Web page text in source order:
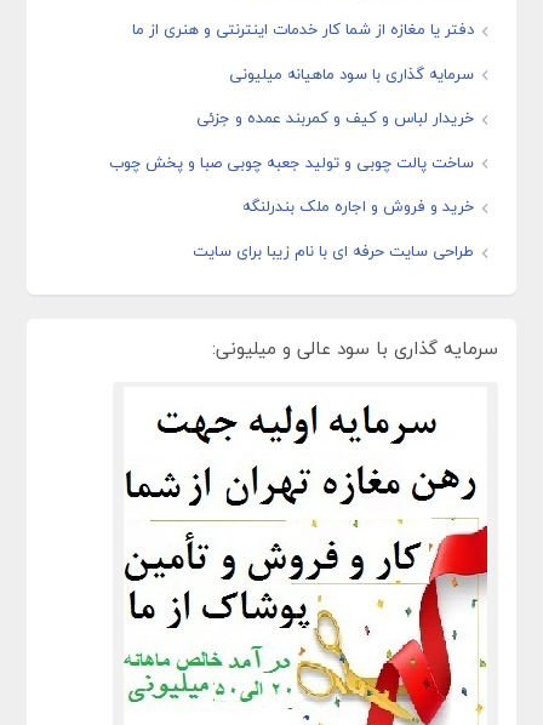
دفتر یا مغازه از شما کار خدمات اینترنتی و هنری از ما
سرمایه گذاری با سود ماهیانه میلیونی
خریدار لباس و کیف و کمربند عمده و جزئی
ساخت پالت چوبی و تولید جعبه چوبی صبا و پخش چوب
خرید و فروش و اجاره ملک بندرلنگه
طراحی سایت حرفه ای با نام زیبا برای سایت
سرمایه گذاری با سود عالی و میلیونی: